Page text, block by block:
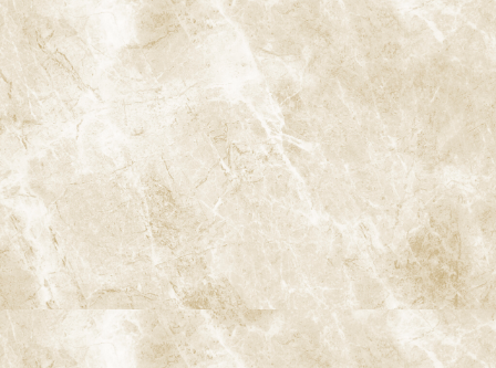
〒166-0004 東京都杉並区阿佐谷南3-37-14 第二北原ビル3階
JR中央線(快速)「阿佐ケ谷駅」徒歩0分 / JR中央/総武線「阿佐ケ